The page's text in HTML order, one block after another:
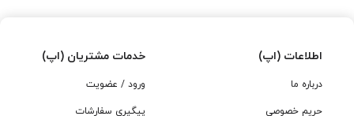
اطلاعات (اپ)
درباره ما
حریم خصوصی
خدمات مشتریان (اپ)
ورود / عضویت
پیگیری سفارشات